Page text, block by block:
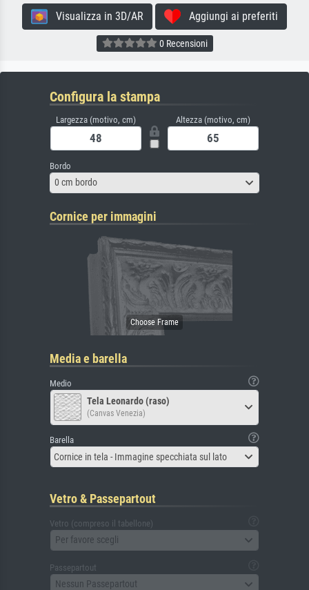
Visualizza in 3D/AR Aggiungi ai preferiti
0 Recensioni
Configura la stampa
Largezza (motivo, cm) Altezza (motivo, cm)
Bordo
0 cm bordo
Cornice per immagini
Media e barella
Medio
Tela Leonardo (raso)
(Canvas Venezia)
Barella
Cornice in tela - Immagine specchiata sul lato
Vetro & Passepartout
Vetro (compreso il tabellone)
Per favore scegli
Passepartout
Nessun Passepartout